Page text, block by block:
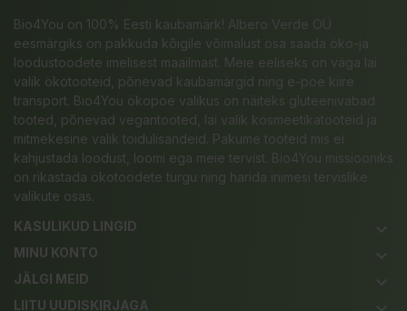
Bio4You on 100% Eesti kaubamärk! Albero Verde OÜ
eesmärgiks on pakkuda kõigile võimalust osa saada öko-ja
loodustoodete imelisest maailmast. Meie eeliseks on väga lai
valik ökotooteid, põnevad kaubamärgid ning e-poe kiire
transport. Bio4You ökopoe valikus on näiteks gluteenivabad
tooted, põnevad vegantooted, lai valik kosmeetikatooteid ja
mitmekesine valik toidulisandeid. Pakume tooteid mis ei
kahjustada loodust, loomi ega meie tervist. Bio4You missiooniks
on rikastada ökotoodete turgu ning harida inimesi tervislike
valikute osas.
KASULIKUD LINGID
keyboard_arrow_down
MINU KONTO keyboard_arrow_down
JÄLGI MEID keyboard_arrow_down
LIITU UUDISKIRJAGA